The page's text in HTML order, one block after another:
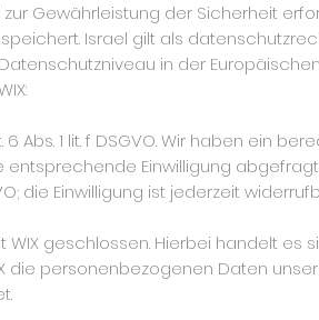
Gewährleistung der Sicherheit
Israel gilt als
in der
Abs. 1 lit. f DSGVO. Wir haben ein
entsprechende Einwilligung
die Einwilligung ist jederzeit
geschlossen. Hierbei handelt
die personenbezogenen Daten